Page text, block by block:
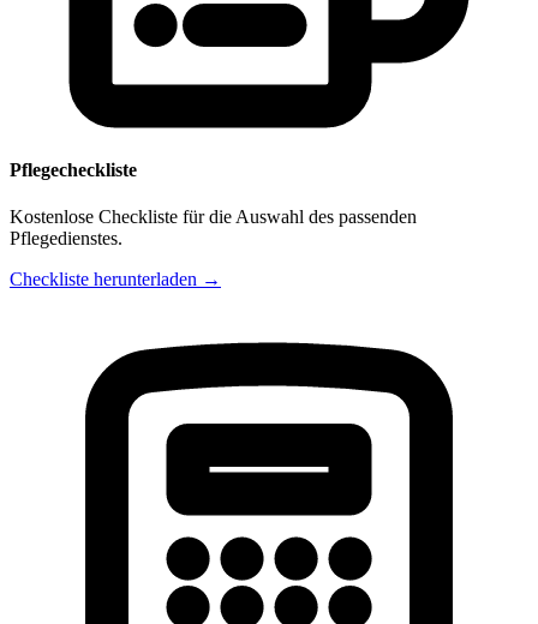
Pflegecheckliste
Kostenlose Checkliste für die Auswahl des passenden
Pflegedienstes.
Checkliste herunterladen →